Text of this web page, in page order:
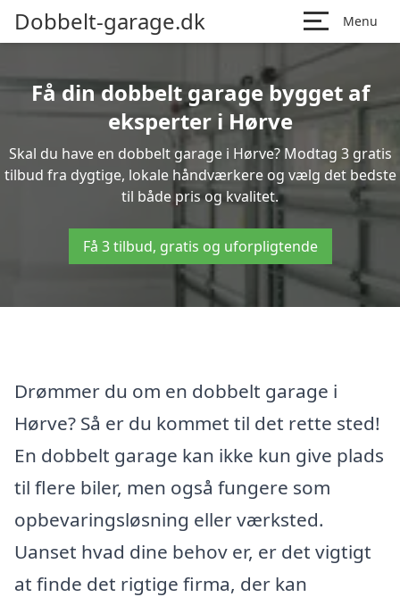
Dobbelt-garage.dk Menu
Få din dobbelt garage bygget af
eksperter i Hørve
Skal du have en dobbelt garage i Hørve? Modtag 3 gratis
tilbud fra dygtige, lokale håndværkere og vælg det bedste
til både pris og kvalitet.
Få 3 tilbud, gratis og uforpligtende
Drømmer du om en dobbelt garage i
Hørve? Så er du kommet til det rette sted!
En dobbelt garage kan ikke kun give plads
til flere biler, men også fungere som
opbevaringsløsning eller værksted.
Uanset hvad dine behov er, er det vigtigt
at finde det rigtige firma, der kan